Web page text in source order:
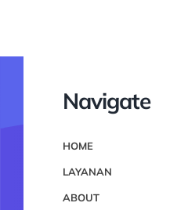
Navigate
HOME
LAYANAN
ABOUT